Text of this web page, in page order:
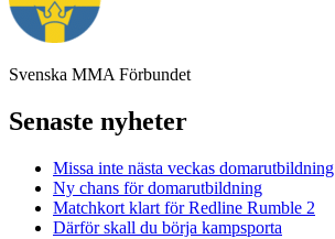
Svenska MMA Förbundet
Senaste nyheter
Missa inte nästa veckas domarutbildning
Ny chans för domarutbildning
Matchkort klart för Redline Rumble 2
Därför skall du börja kampsporta